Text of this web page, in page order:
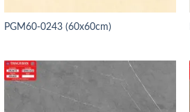
PGM60-0243 (60x60cm)